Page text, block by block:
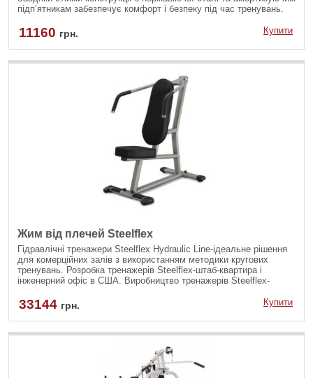
підп’ятникам забезпечує комфорт і безпеку під час тренувань.
11160 грн. Купити
Жим від плечей Steelflex
Гідравлічні тренажери Steelflex Hydraulic Line-ідеальне рішення
для комерційних залів з використанням методики кругових
тренувань. Розробка тренажерів Steelflex-штаб-квартира і
інженерний офіс в США. Виробництво тренажерів Steelflex-
33144 грн. Купити